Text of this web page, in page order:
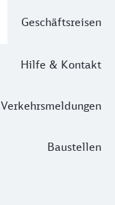
Geschäftsreisen
Hilfe & Kontakt
Verkehrsmeldungen
Baustellen